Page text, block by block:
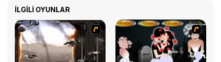
İLGILI OYUNLAR